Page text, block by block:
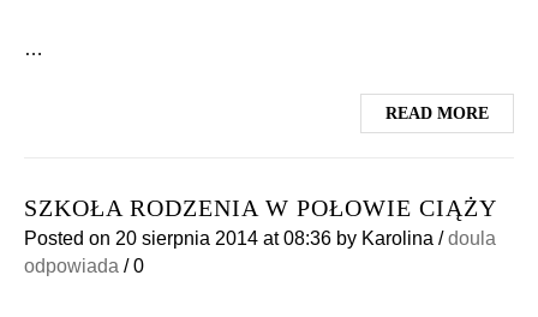
…
READ MORE
SZKOŁA RODZENIA W POŁOWIE CIĄŻY
Posted on 20 sierpnia 2014 at 08:36 by Karolina /doula
odpowiada /0